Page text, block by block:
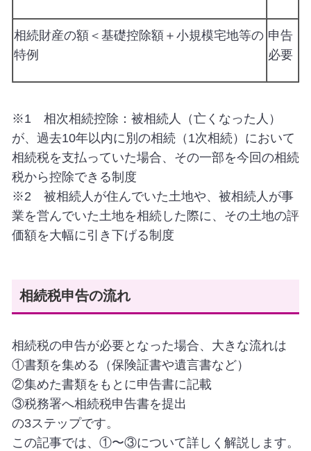
相続財産の額＜基礎控除額＋小規模宅地等の
特例
申告
必要
※1 相次相続控除：被相続人（亡くなった人）
が、過去10年以内に別の相続（1次相続）において
相続税を支払っていた場合、その一部を今回の相続
税から控除できる制度
※2 被相続人が住んでいた土地や、被相続人が事
業を営んでいた土地を相続した際に、その土地の評
価額を大幅に引き下げる制度
相続税申告の流れ
相続税の申告が必要となった場合、大きな流れは
①書類を集める（保険証書や遺言書など）
②集めた書類をもとに申告書に記載
③税務署へ相続税申告書を提出
の3ステップです。
この記事では、①〜③について詳しく解説します。